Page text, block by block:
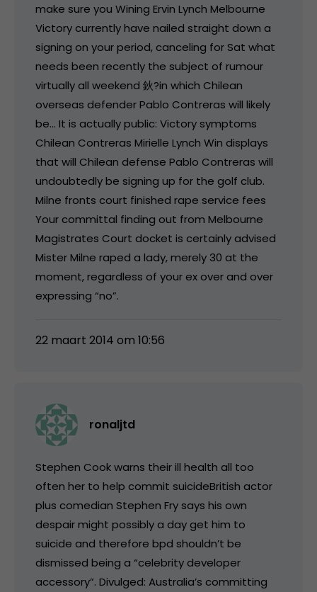
make sure you Wining Ervin Lynch Melbourne
Victory currently have nailed straight down a
signing on your period, canceling for Sat what
needs been recently the subject of rumour
virtually all weekend 鈥?in which Chilean
overseas defender Pablo Contreras will likely
be… It is actually public: Victory symptoms
Chilean Contreras Mirielle Lynch Win displays
that will Chilean defense Pablo Contreras will
undoubtedly be signing up for the golf club.
Milne fronts court finished rape service fees
Your committal finding out from Melbourne
Magistrates Court docket is certainly advised
Mister Milne raped a lady, merely 30 at the
moment, regardless of your ex over and over
expressing “no”.
22 maart 2014 om 10:56
ronaljtd
Stephen Cook warns their ill health all too
often her to help commit suicideBritish actor
plus comedian Stephen Fry says his own
despair might possibly a day get him to
suicide and therefore bpd shouldn’t be
dismissed being a “celebrity developer
accessory”. Divulged: Australia’s committing